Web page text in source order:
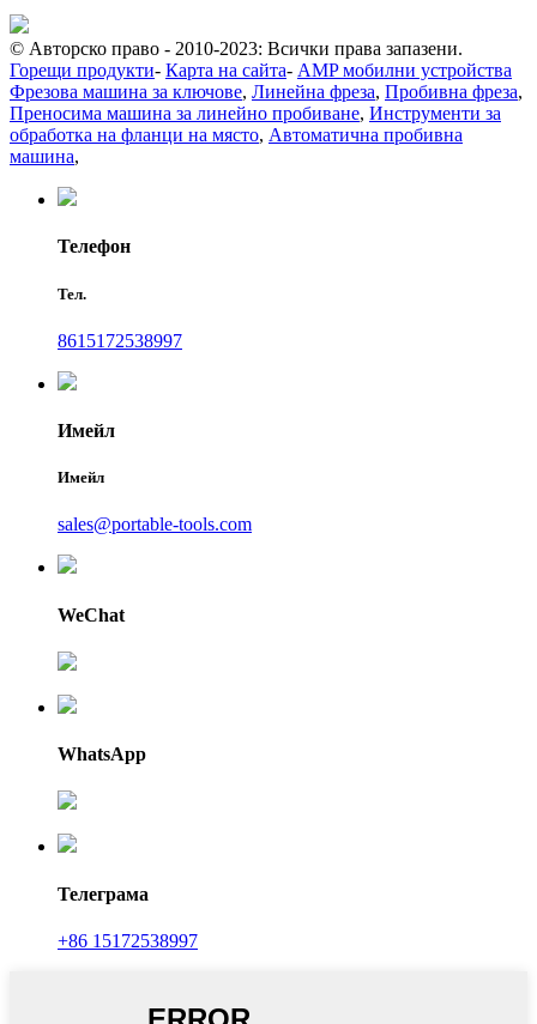
© Авторско право - 2010-2023: Всички права запазени.
Горещи продукти- Карта на сайта- AMP мобилни устройства
Фрезова машина за ключове, Линейна фреза, Пробивна фреза,
Преносима машина за линейно пробиване, Инструменти за
обработка на фланци на място, Автоматична пробивна
машина,
Телефон
Тел.
8615172538997
Имейл
Имейл
sales@portable-tools.com
WeChat
WhatsApp
Телеграма
+86 15172538997